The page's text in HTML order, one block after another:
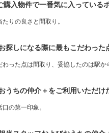
購入物件で一番気に入っている
たりの良さと間取り。
探しになる際に最もこだわった
わった点は間取り、妥協したのは駅か
うちの仲介＋をご利用いただけ
口の第一印象。